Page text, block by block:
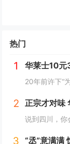
热门
1
2
3 “丞”意满满